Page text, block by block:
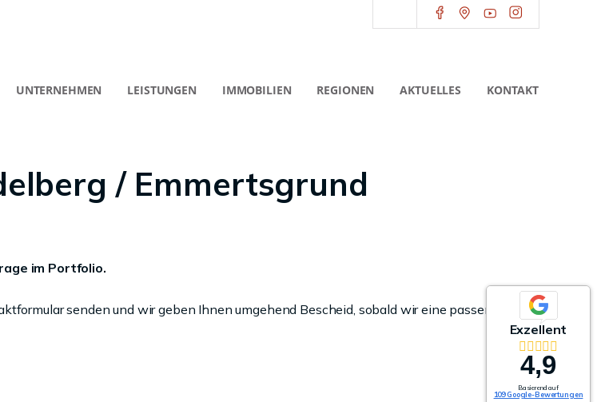
UNTERNEHMEN LEISTUNGEN IMMOBILIEN REGIONEN AKTUELLES KONTAKT
/ Emmertsgrund
im Portfolio.
senden und wir geben Ihnen umgehend Bescheid, sobald wir eine passende
Exzellent
4,9
Basierend auf
109 Google-Bewertungen